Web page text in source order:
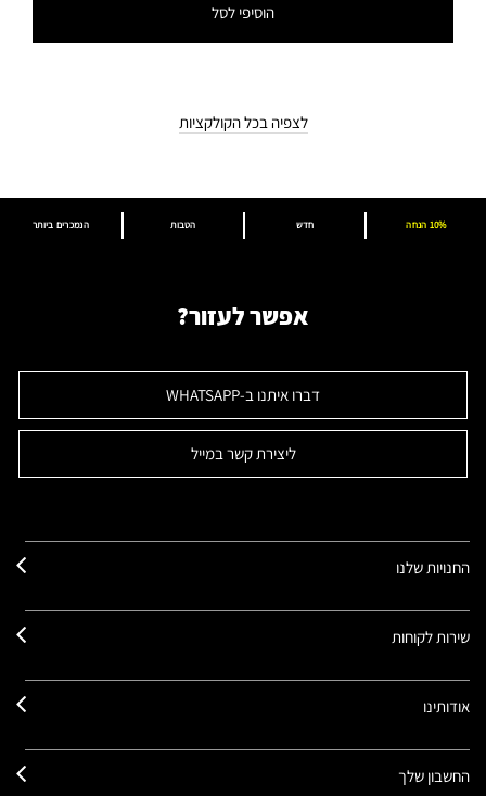
הוסיפי לסל
לצפיה בכל הקולקציות
הנמכרים ביותר הטבות חדש 10% הנחה
אפשר לעזור?
דברו איתנו ב-WHATSAPP
ליצירת קשר במייל
החנויות שלנו
שירות לקוחות
אודותינו
החשבון שלך